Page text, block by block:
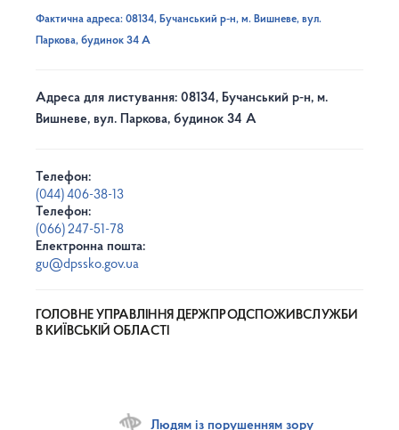
Фактична адреса: 08134, Бучанський р-н, м. Вишневе, вул.
Паркова, будинок 34 А
Адреса для листування: 08134, Бучанський р-н, м.
Вишневе, вул. Паркова, будинок 34 А
Телефон:
(044) 406-38-13
Телефон:
(066) 247-51-78
Електронна пошта:
gu@dpssko.gov.ua
ГОЛОВНЕ УПРАВЛІННЯ ДЕРЖПРОДСПОЖИВСЛУЖБИ
В КИЇВСЬКІЙ ОБЛАСТІ
Людям із порушенням зору